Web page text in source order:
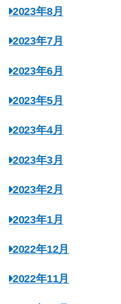
2023年8月
2023年7月
2023年6月
2023年5月
2023年4月
2023年3月
2023年2月
2023年1月
2022年12月
2022年11月